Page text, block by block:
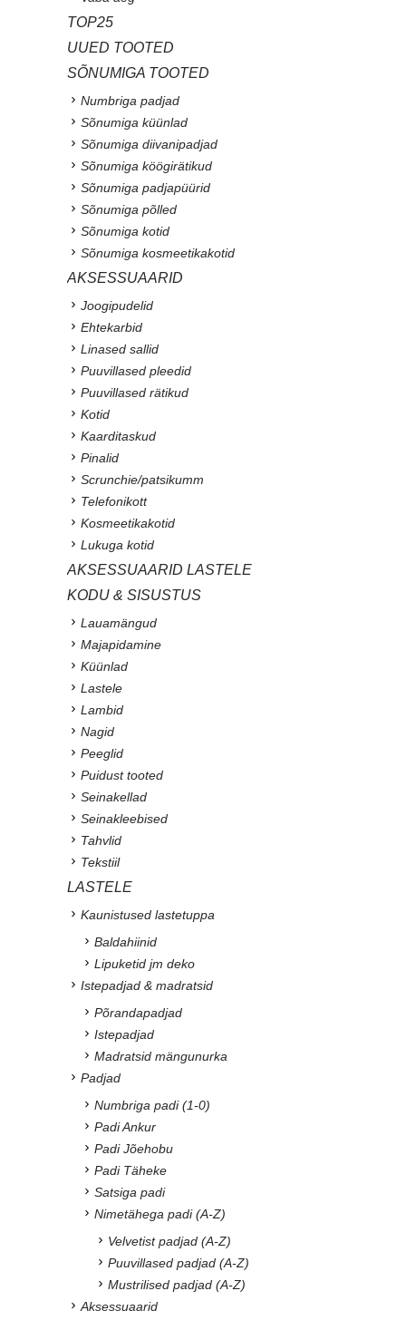
TOP25
UUED TOOTED
SÕNUMIGA TOOTED
Numbriga padjad
Sõnumiga küünlad
Sõnumiga diivanipadjad
Sõnumiga köögirätikud
Sõnumiga padjapüürid
Sõnumiga põlled
Sõnumiga kotid
Sõnumiga kosmeetikakotid
AKSESSUAARID
Joogipudelid
Ehtekarbid
Linased sallid
Puuvillased pleedid
Puuvillased rätikud
Kotid
Kaarditaskud
Pinalid
Scrunchie/patsikumm
Telefonikott
Kosmeetikakotid
Lukuga kotid
AKSESSUAARID LASTELE
KODU & SISUSTUS
Lauamängud
Majapidamine
Küünlad
Lastele
Lambid
Nagid
Peeglid
Puidust tooted
Seinakellad
Seinakleebised
Tahvlid
Tekstiil
LASTELE
Kaunistused lastetuppa
Baldahiinid
Lipuketid jm deko
Istepadjad & madratsid
Põrandapadjad
Istepadjad
Madratsid mängunurka
Padjad
Numbriga padi (1-0)
Padi Ankur
Padi Jõehobu
Padi Täheke
Satsiga padi
Nimetähega padi (A-Z)
Velvetist padjad (A-Z)
Puuvillased padjad (A-Z)
Mustrilised padjad (A-Z)
Aksessuaarid